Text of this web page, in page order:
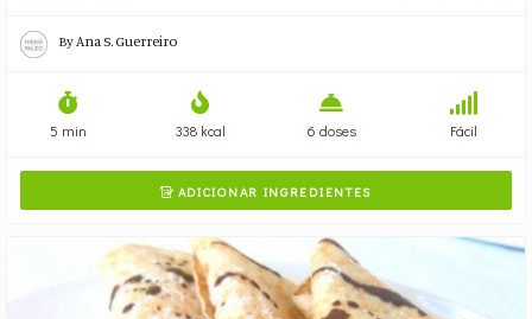
By Ana S. Guerreiro
5 min 338 kcal 6 doses Fácil
ADICIONAR INGREDIENTES